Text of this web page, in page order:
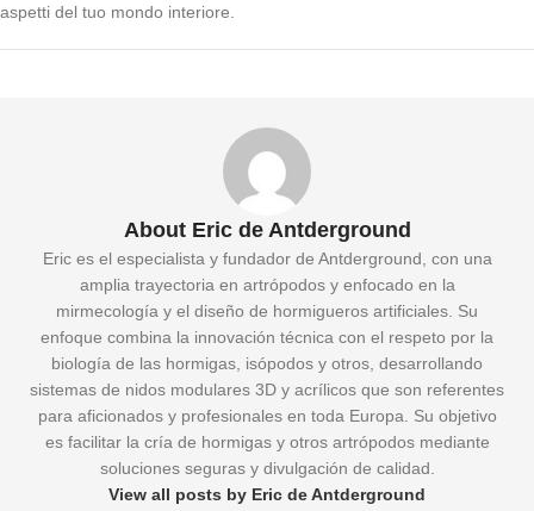
aspetti del tuo mondo interiore.
About Eric de Antderground
Eric es el especialista y fundador de Antderground, con una
amplia trayectoria en artrópodos y enfocado en la
mirmecología y el diseño de hormigueros artificiales. Su
enfoque combina la innovación técnica con el respeto por la
biología de las hormigas, isópodos y otros, desarrollando
sistemas de nidos modulares 3D y acrílicos que son referentes
para aficionados y profesionales en toda Europa. Su objetivo
es facilitar la cría de hormigas y otros artrópodos mediante
soluciones seguras y divulgación de calidad.
View all posts by Eric de Antderground